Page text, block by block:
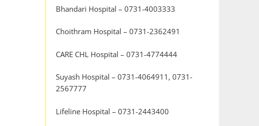
Bhandari Hospital – 0731-4003333
Choithram Hospital – 0731-2362491
CARE CHL Hospital – 0731-4774444
Suyash Hospital – 0731-4064911, 0731-
2567777
Lifeline Hospital – 0731-2443400